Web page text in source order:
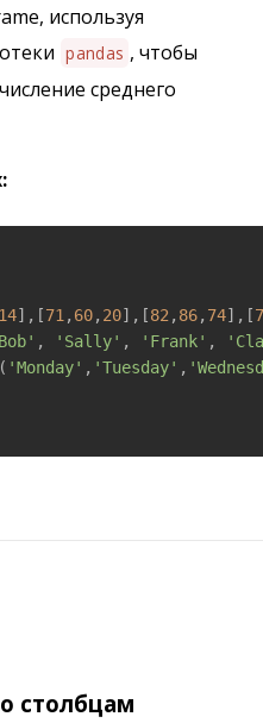
используя
pandas , чтобы
среднего
14],[71 , 60, 20],[82 , 86, 74],[
, 'Sally' , 'Frank' ,
'Monday' , 'Tuesday' ,
столбцам